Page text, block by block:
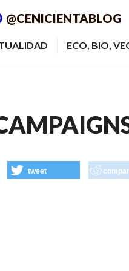
@CENICIENTABLOG
ECO, BIO,
tweet